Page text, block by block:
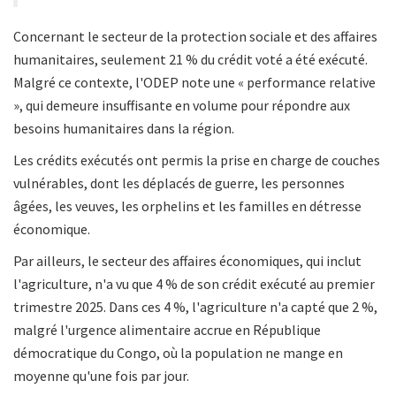
Concernant le secteur de la protection sociale et des affaires
humanitaires, seulement 21 % du crédit voté a été exécuté.
Malgré ce contexte, l'ODEP note une « performance relative
», qui demeure insuffisante en volume pour répondre aux
besoins humanitaires dans la région.
Les crédits exécutés ont permis la prise en charge de couches
vulnérables, dont les déplacés de guerre, les personnes
âgées, les veuves, les orphelins et les familles en détresse
économique.
Par ailleurs, le secteur des affaires économiques, qui inclut
l'agriculture, n'a vu que 4 % de son crédit exécuté au premier
trimestre 2025. Dans ces 4 %, l'agriculture n'a capté que 2 %,
malgré l'urgence alimentaire accrue en République
démocratique du Congo, où la population ne mange en
moyenne qu'une fois par jour.